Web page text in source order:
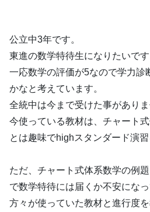
公立中3年です。
東進の数学特待生になりたいです
一応数学の評価が5なので学力診
かなと考えています。
全統中は今まで受けた事がありま
今使っている教材は、チャート
とは趣味でhighスタンダード演習
ただ、チャート式体系数学の例
で数学特待には届くか不安にな
方々が使っていた教材と進行度